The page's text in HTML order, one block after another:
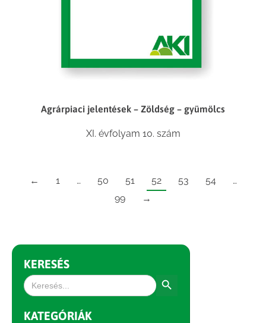
Agrárpiaci jelentések – Zöldség – gyümölcs
XI. évfolyam 10. szám
← 1 … 50 51 52 53 54
…
99
→
KERESÉS
Search
for:
KATEGÓRIÁK